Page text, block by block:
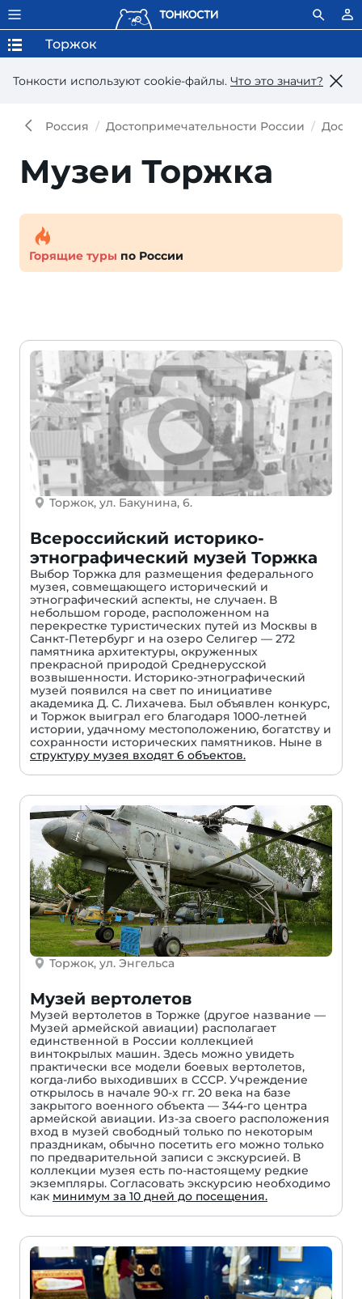
Тонкости используют сookie-файлы. Что это значит?
Торжок
Россия Достопримечательности России
Музеи Торжка
Горящие туры по России
Торжок, ул. Бакунина, 6.
Всероссийский историко-
этнографический музей Торжка
Выбор Торжка для размещения федерального
музея, совмещающего исторический и
этнографический аспекты, не случаен. В
небольшом городе, расположенном на
перекрестке туристических путей из Москвы в
Санкт-Петербург и на озеро Селигер — 272
памятника архитектуры, окруженных
прекрасной природой Среднерусской
возвышенности. Историко-этнографический
музей появился на свет по инициативе
академика Д. С. Лихачева. Был объявлен конкурс,
и Торжок выиграл его благодаря 1000-летней
истории, удачному местоположению, богатству и
сохранности исторических памятников. Ныне в
структуру музея входят 6 объектов.
Торжок, ул. Энгельса
Музей вертолетов
Музей вертолетов в Торжке (другое название —
Музей армейской авиации) располагает
единственной в России коллекцией
винтокрылых машин. Здесь можно увидеть
практически все модели боевых вертолетов,
когда-либо выходивших в СССР. Учреждение
открылось в начале 90-х гг. 20 века на базе
закрытого военного объекта — 344-го центра
армейской авиации. Из-за своего расположения
вход в музей свободный только по некоторым
праздникам, обычно посетить его можно только
по предварительной записи с экскурсией. В
коллекции музея есть по-настоящему редкие
экземпляры. Согласовать экскурсию необходимо
как минимум за 10 дней до посещения.